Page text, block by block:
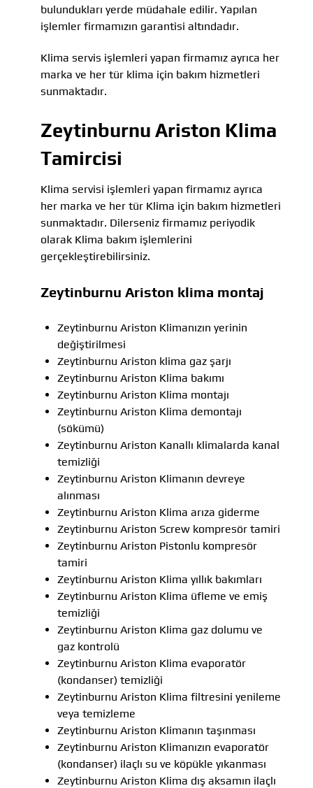
bulundukları yerde müdahale edilir. Yapılan
işlemler firmamızın garantisi altındadır.
Klima servis işlemleri yapan firmamız ayrıca her
marka ve her tür klima için bakım hizmetleri
sunmaktadır.
Zeytinburnu Ariston Klima
Tamircisi
Klima servisi işlemleri yapan firmamız ayrıca
her marka ve her tür Klima için bakım hizmetleri
sunmaktadır. Dilerseniz firmamız periyodik
olarak Klima bakım işlemlerini
gerçekleştirebilirsiniz.
Zeytinburnu Ariston klima montaj
Zeytinburnu Ariston Klimanızın yerinin
değiştirilmesi
Zeytinburnu Ariston klima gaz şarjı
Zeytinburnu Ariston Klima bakımı
Zeytinburnu Ariston Klima montajı
Zeytinburnu Ariston Klima demontajı
(sökümü)
Zeytinburnu Ariston Kanallı klimalarda kanal
temizliği
Zeytinburnu Ariston Klimanın devreye
alınması
Zeytinburnu Ariston Klima arıza giderme
Zeytinburnu Ariston Screw kompresör tamiri
Zeytinburnu Ariston Pistonlu kompresör
tamiri
Zeytinburnu Ariston Klima yıllık bakımları
Zeytinburnu Ariston Klima üfleme ve emiş
temizliği
Zeytinburnu Ariston Klima gaz dolumu ve
gaz kontrolü
Zeytinburnu Ariston Klima evaporatör
(kondanser) temizliği
Zeytinburnu Ariston Klima filtresini yenileme
veya temizleme
Zeytinburnu Ariston Klimanın taşınması
Zeytinburnu Ariston Klimanızın evaporatör
(kondanser) ilaçlı su ve köpükle yıkanması
Zeytinburnu Ariston Klima dış aksamın ilaçlı